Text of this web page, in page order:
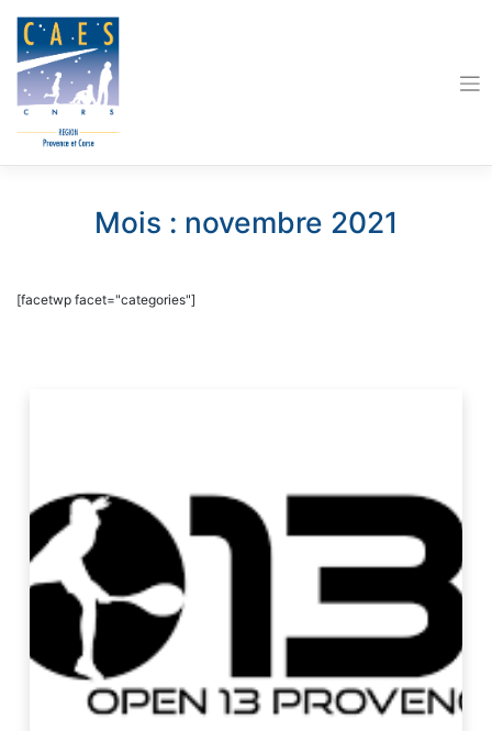
content
Mois : novembre 2021
[facetwp facet="categories"]